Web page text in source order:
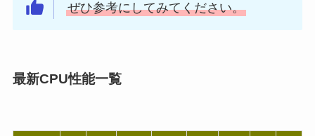
ぜひ参考にしてみてください。
最新CPU性能一覧